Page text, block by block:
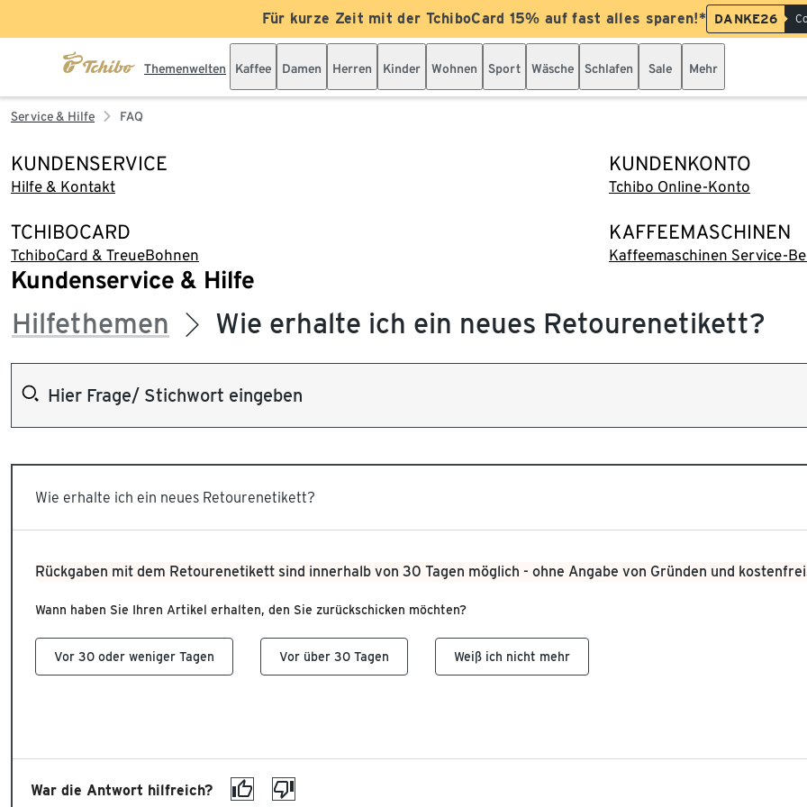
Für kurze Zeit mit der TchiboCard 15% auf fast alles sparen!* DANKE26
Themenwelten Kaffee Damen Herren Kinder Wohnen Sport Wäsche Schlafen Sale Mehr
Service & Hilfe FAQ
KUNDENSERVICE
Hilfe & Kontakt
KUNDENKONTO
Tchibo Online-Konto
TCHIBOCARD
TchiboCard & TreueBohnen
KAFFEEMASCHINEN
Kaffeemaschinen Service-
Kundenservice & Hilfe
Hilfethemen Wie erhalte ich ein neues Retourenetikett?
Wie erhalte ich ein neues Retourenetikett?
Rückgaben mit dem Retourenetikett sind innerhalb von 30 Tagen möglich - ohne Angabe von Gründen und
Wann haben Sie Ihren Artikel erhalten, den Sie zurückschicken möchten?
Vor 30 oder weniger Tagen Vor über 30 Tagen Weiß ich nicht mehr
War die Antwort hilfreich?